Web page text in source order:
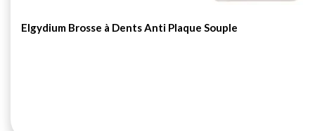
Elgydium Brosse à Dents Anti Plaque Souple